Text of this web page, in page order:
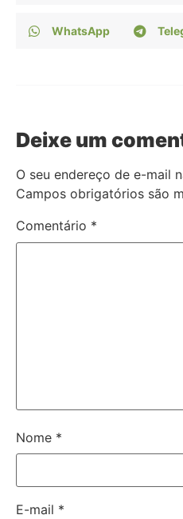
WhatsApp
Deixe um
O seu endereço de e-mail
Campos obrigatórios são
Comentário *
Nome *
E-mail *